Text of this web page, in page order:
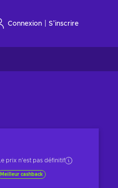
Connexion S’inscrire
Le prix n'est pas définitif
Meilleur cashback